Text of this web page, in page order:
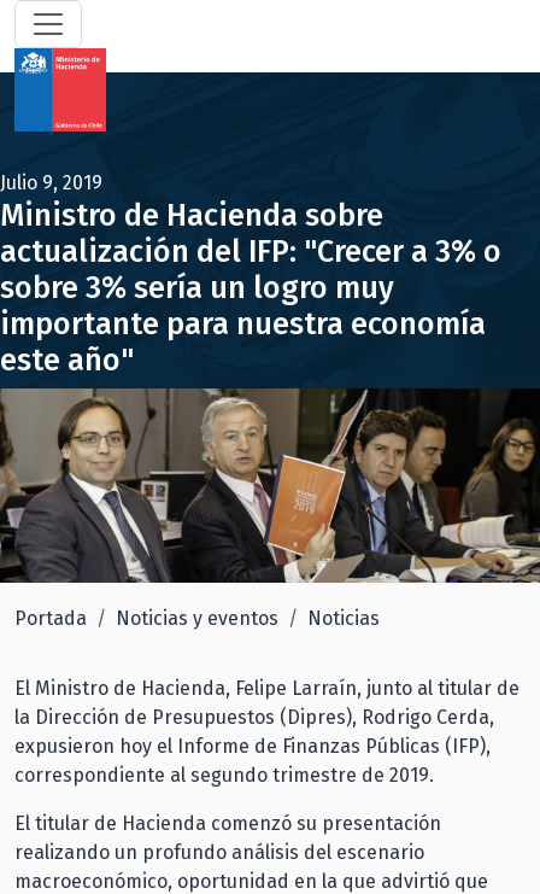
Julio 9, 2019
Ministro de Hacienda sobre
actualización del IFP: "Crecer a 3% o
sobre 3% sería un logro muy
importante para nuestra economía
este año"
Portada Noticias y eventos Noticias
El Ministro de Hacienda, Felipe Larraín, junto al titular de
la Dirección de Presupuestos (Dipres), Rodrigo Cerda,
expusieron hoy el Informe de Finanzas Públicas (IFP),
correspondiente al segundo trimestre de 2019.
El titular de Hacienda comenzó su presentación
realizando un profundo análisis del escenario
macroeconómico, oportunidad en la que advirtió que